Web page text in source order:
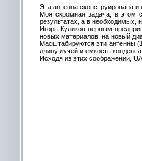
Эта антенна сконструирована и
Моя скромная задача, в этом
результатах, а в необходимых,
Игорь Куликов первым
новых материалов, на новый
Масштабируются эти антенны
длину лучей и емкость
Исходя из этих соображений,